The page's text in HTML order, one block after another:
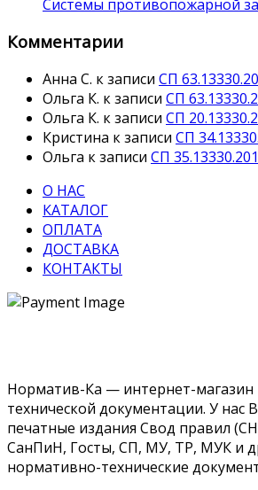
Системы противопожарной
Комментарии
Анна С. к записи СП
Ольга К. к записи СП
Ольга К. к записи СП
Кристина к записи СП
Ольга к записи СП
О НАС
КАТАЛОГ
ОПЛАТА
ДОСТАВКА
КОНТАКТЫ
Норматив-Ка — интернет-
технической документации. У нас
печатные издания Свод правил
СанПиН, Госты, СП, МУ, ТР, МУК и
нормативно-технические